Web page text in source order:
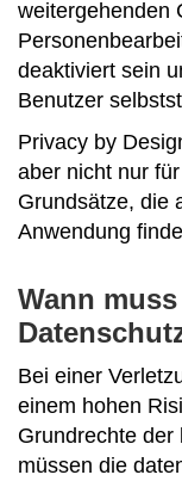
weitergehenden
deaktiviert sein
Benutzer
Privacy by
aber nicht nur
Grundsätze, die
Anwendung
Wann
Bei einer
einem hohen
Grundrechte der
müssen die